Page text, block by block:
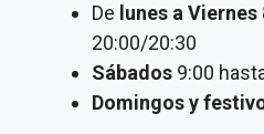
De lunes a Viernes
20:00/20:30
Sábados 9:00
Domingos y